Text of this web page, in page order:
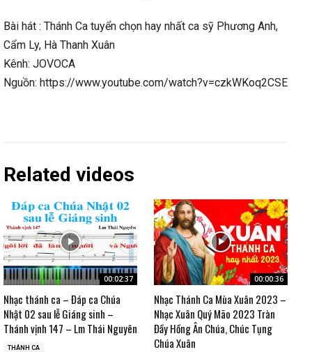
Bài hát : Thánh Ca tuyển chọn hay nhất ca sỹ Phương Anh,
Cẩm Ly, Hà Thanh Xuân
Kênh: JOVOCA
Nguồn: https://www.youtube.com/watch?v=czkWKoq2CSE
Related videos
00:02:37
Nhạc thánh ca – Đáp ca Chúa
Nhật 02 sau lễ Giáng sinh –
Thánh vịnh 147 – Lm Thái Nguyên
THÁNH CA
00:00:36
Nhạc Thánh Ca Mùa Xuân 2023 –
Nhạc Xuân Quý Mão 2023 Tràn
Đầy Hồng Ân Chúa, Chúc Tụng
Chúa Xuân